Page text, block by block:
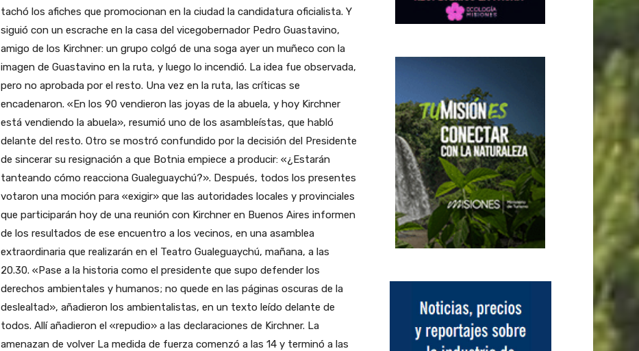
tachó los afiches que promocionan en la ciudad la candidatura oficialista. Y
siguió con un escrache en la casa del vicegobernador Pedro Guastavino,
amigo de los Kirchner: un grupo colgó de una soga ayer un muñeco con la
imagen de Guastavino en la ruta, y luego lo incendió. La idea fue observada,
pero no aprobada por el resto. Una vez en la ruta, las críticas se
encadenaron. «En los 90 vendieron las joyas de la abuela, y hoy Kirchner
está vendiendo la abuela», resumió uno de los asambleístas, que habló
delante del resto. Otro se mostró confundido por la decisión del Presidente
de sincerar su resignación a que Botnia empiece a producir: «¿Estarán
tanteando cómo reacciona Gualeguaychú?». Después, todos los presentes
votaron una moción para «exigir» que las autoridades locales y provinciales
que participarán hoy de una reunión con Kirchner en Buenos Aires informen
de los resultados de ese encuentro a los vecinos, en una asamblea
extraordinaria que realizarán en el Teatro Gualeguaychú, mañana, a las
20.30. «Pase a la historia como el presidente que supo defender los
derechos ambientales y humanos; no quede en las páginas oscuras de la
deslealtad», añadieron los ambientalistas, en un texto leído delante de
todos. Allí añadieron el «repudio» a las declaraciones de Kirchner. La
amenazan de volver La medida de fuerza comenzó a las 14 y terminó a las